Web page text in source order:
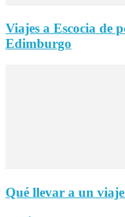
Viajes a Escocia de
Edimburgo
Qué llevar a un